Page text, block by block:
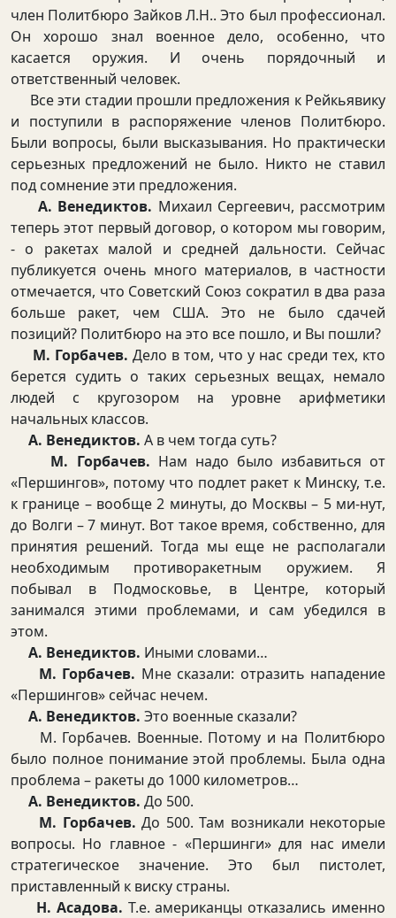
член Политбюро Зайков Л.Н.. Это был профессионал.
Он хорошо знал военное дело, особенно, что
касается оружия. И очень порядочный и
ответственный человек.
Все эти стадии прошли предложения к Рейкьявику
и поступили в распоряжение членов Политбюро.
Были вопросы, были высказывания. Но практически
серьезных предложений не было. Никто не ставил
под сомнение эти предложения.
А. Венедиктов. Михаил Сергеевич, рассмотрим
теперь этот первый договор, о котором мы говорим,
- о ракетах малой и средней дальности. Сейчас
публикуется очень много материалов, в частности
отмечается, что Советский Союз сократил в два раза
больше ракет, чем США. Это не было сдачей
позиций? Политбюро на это все пошло, и Вы пошли?
М. Горбачев. Дело в том, что у нас среди тех, кто
берется судить о таких серьезных вещах, немало
людей с кругозором на уровне арифметики
начальных классов.
А. Венедиктов. А в чем тогда суть?
М. Горбачев. Нам надо было избавиться от
«Першингов», потому что подлет ракет к Минску, т.е.
к границе – вообще 2 минуты, до Москвы – 5 ми-нут,
до Волги – 7 минут. Вот такое время, собственно, для
принятия решений. Тогда мы еще не располагали
необходимым противоракетным оружием. Я
побывал в Подмосковье, в Центре, который
занимался этими проблемами, и сам убедился в
этом.
А. Венедиктов. Иными словами…
М. Горбачев. Мне сказали: отразить нападение
«Першингов» сейчас нечем.
А. Венедиктов. Это военные сказали?
М. Горбачев. Военные. Потому и на Политбюро
было полное понимание этой проблемы. Была одна
проблема – ракеты до 1000 километров…
А. Венедиктов. До 500.
М. Горбачев. До 500. Там возникали некоторые
вопросы. Но главное - «Першинги» для нас имели
стратегическое значение. Это был пистолет,
приставленный к виску страны.
Н. Асадова. Т.е. американцы отказались именно